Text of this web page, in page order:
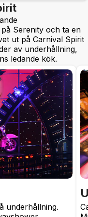
Serenity och ta en
ut på Carnival Spirit
av underhållning,
ledande kök.
underhållning.